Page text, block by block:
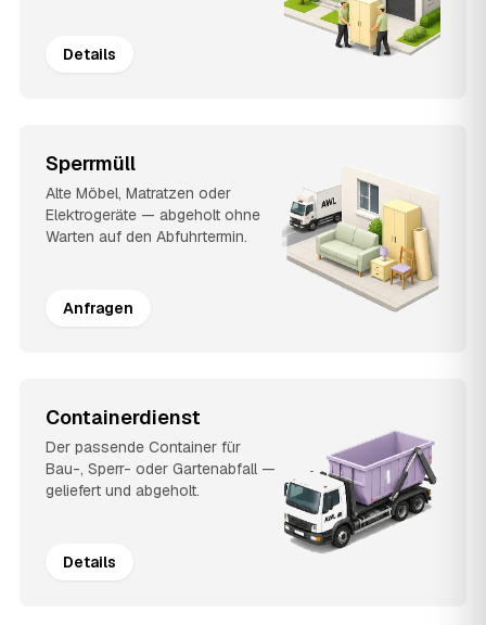
Details
Sperrmüll
Alte Möbel, Matratzen oder
Elektrogeräte — abgeholt ohne
Warten auf den Abfuhrtermin.
Anfragen
Containerdienst
Der passende Container für
Bau-, Sperr- oder Gartenabfall —
geliefert und abgeholt.
Details